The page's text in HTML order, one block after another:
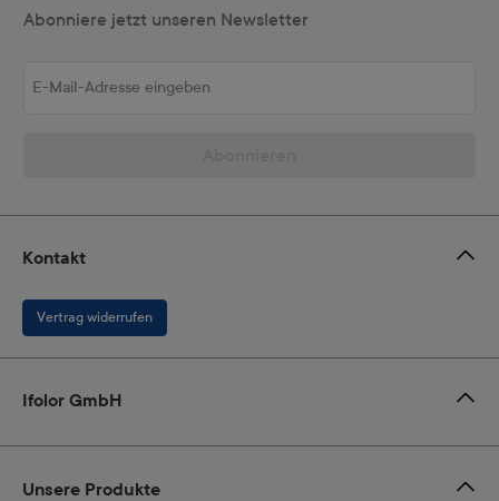
Abonniere jetzt unseren Newsletter
Kontakt
Vertrag widerrufen
Ifolor GmbH
Unsere Produkte